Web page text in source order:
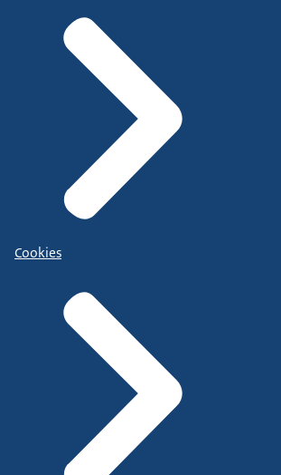
Cookies